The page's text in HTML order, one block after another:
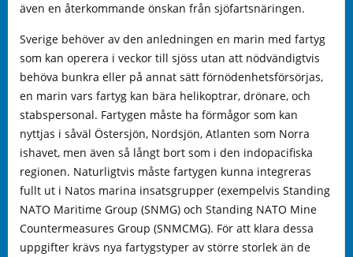
även en återkommande önskan från sjöfartsnäringen.
Sverige behöver av den anledningen en marin med fartyg
som kan operera i veckor till sjöss utan att nödvändigtvis
behöva bunkra eller på annat sätt förnödenhetsförsörjas,
en marin vars fartyg kan bära helikoptrar, drönare, och
stabspersonal. Fartygen måste ha förmågor som kan
nyttjas i såväl Östersjön, Nordsjön, Atlanten som Norra
ishavet, men även så långt bort som i den indopacifiska
regionen. Naturligtvis måste fartygen kunna integreras
fullt ut i Natos marina insatsgrupper (exempelvis Standing
NATO Maritime Group (SNMG) och Standing NATO Mine
Countermeasures Group (SNMCMG). För att klara dessa
uppgifter krävs nya fartygstyper av större storlek än de